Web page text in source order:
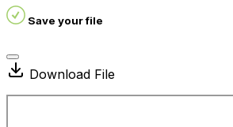
Save your file
Download File